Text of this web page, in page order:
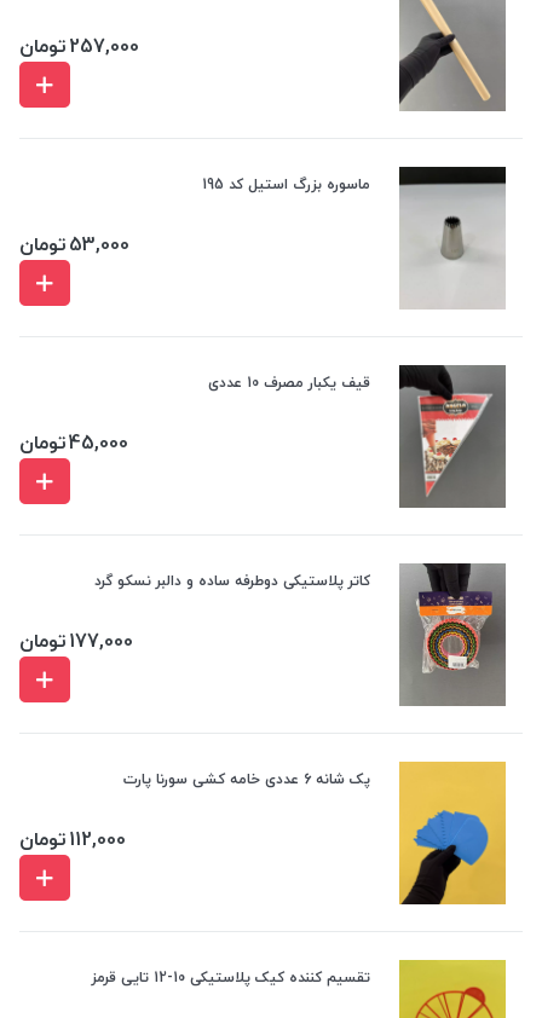
257,000تومان
ماسوره بزرگ استیل کد 195
53,000تومان
قیف یکبار مصرف 10 عددی
45,000تومان
کاتر پلاستیکی دوطرفه ساده و دالبر نسکو گرد
177,000تومان
پک شانه 6 عددی خامه کشی سورنا پارت
112,000تومان
تقسیم کننده کیک پلاستیکی 10-12 تایی قرمز